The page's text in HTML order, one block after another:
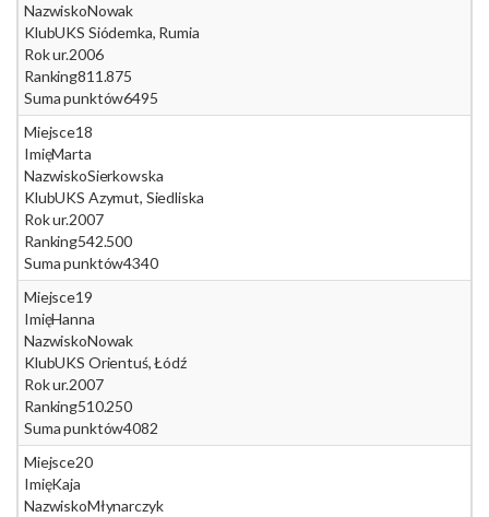
NazwiskoNowak
KlubUKS Siódemka, Rumia
Rok ur.2006
Ranking811.875
Suma punktów6495
Miejsce18
ImięMarta
NazwiskoSierkowska
KlubUKS Azymut, Siedliska
Rok ur.2007
Ranking542.500
Suma punktów4340
Miejsce19
ImięHanna
NazwiskoNowak
KlubUKS Orientuś, Łódź
Rok ur.2007
Ranking510.250
Suma punktów4082
Miejsce20
ImięKaja
NazwiskoMłynarczyk